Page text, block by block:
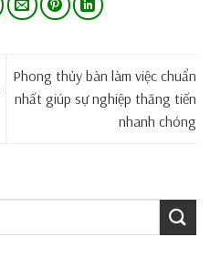
Phong thủy bàn làm việc chuẩn
nhất giúp sự nghiệp thăng tiến
nhanh chóng